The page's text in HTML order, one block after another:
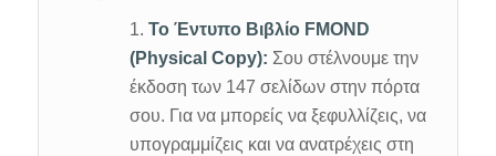
Το Έντυπο Βιβλίο FMOND
(Physical Copy): Σου στέλνουμε την
έκδοση των 147 σελίδων στην πόρτα
σου. Για να μπορείς να ξεφυλλίζεις, να
υπογραμμίζεις και να ανατρέχεις στη